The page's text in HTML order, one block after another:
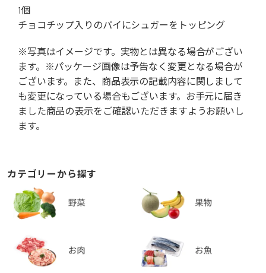
1個
チョコチップ入りのパイにシュガーをトッピング
※写真はイメージです。実物とは異なる場合がござい
ます。※パッケージ画像は予告なく変更となる場合が
ございます。また、商品表示の記載内容に関しまして
も変更になっている場合もございます。お手元に届き
ました商品の表示をご確認いただきますようお願いし
ます。
カテゴリーから探す